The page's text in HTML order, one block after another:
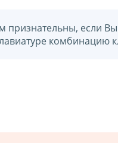
признательны, если
комбинацию